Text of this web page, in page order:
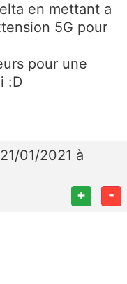
en mettant a
5G pour
pour une
:D
01/2021 à
+ -